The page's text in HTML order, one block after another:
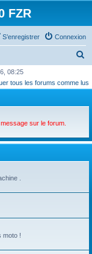
FZR
Connexion
S’enregistrer
c
c
08:25
tous les forums comme lus
sur le forum.
.
moto !